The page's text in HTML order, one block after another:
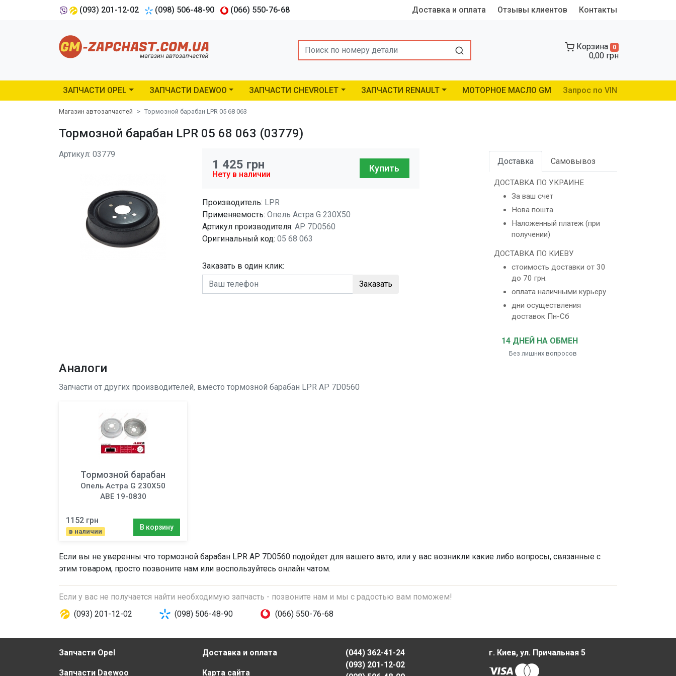
(093) 201-12-02 (098) 506-48-90 (066) 550-76-68 Доставка и оплата Отзывы клиентов Контакты
Search Корзина 0
0,00 грн
ЗАПЧАСТИ OPEL ЗАПЧАСТИ DAEWOO ЗАПЧАСТИ CHEVROLET ЗАПЧАСТИ RENAULT МОТОРНОЕ МАСЛО GM Запрос по VIN
Магазин автозапчастей Тормозной барабан LPR 05 68 063
Тормозной барабан LPR 05 68 063 (03779)
Артикул: 03779
1 425 грн
Нету в наличии
Купить
Производитель: LPR
Применяемость: Опель Астра G 230X50
Артикул производителя: AP 7D0560
Оригинальный код: 05 68 063
Заказать в один клик:
Заказать
Доставка Самовывоз
ДОСТАВКА ПО УКРАИНЕ
За ваш счет
Нова пошта
Наложенный платеж (при
получении)
ДОСТАВКА ПО КИЕВУ
стоимость доставки от 30
до 70 грн.
оплата наличными курьеру
дни осуществления
доставок Пн-Сб
14 ДНЕЙ НА ОБМЕН
Без лишних вопросов
Аналоги
Запчасти от других производителей, вместо тормозной барабан LPR AP 7D0560
Тормозной барабан
Опель Астра G 230X50
ABE 19-0830
1152 грн
в наличии
В корзину
Если вы не уверенны что тормозной барабан LPR AP 7D0560 подойдет для вашего авто, или у вас возникли какие либо вопросы, связанные с
этим товаром, просто позвоните нам или воспользуйтесь онлайн чатом.
Если у вас не получается найти необходимую запчасть - позвоните нам и мы с радостью вам поможем!
(093) 201-12-02
(098) 506-48-90 (066) 550-76-68
Запчасти Opel
Запчасти Daewoo
Доставка и оплата
Карта сайта
(044) 362-41-24
(093) 201-12-02
г. Киев, ул. Причальная 5